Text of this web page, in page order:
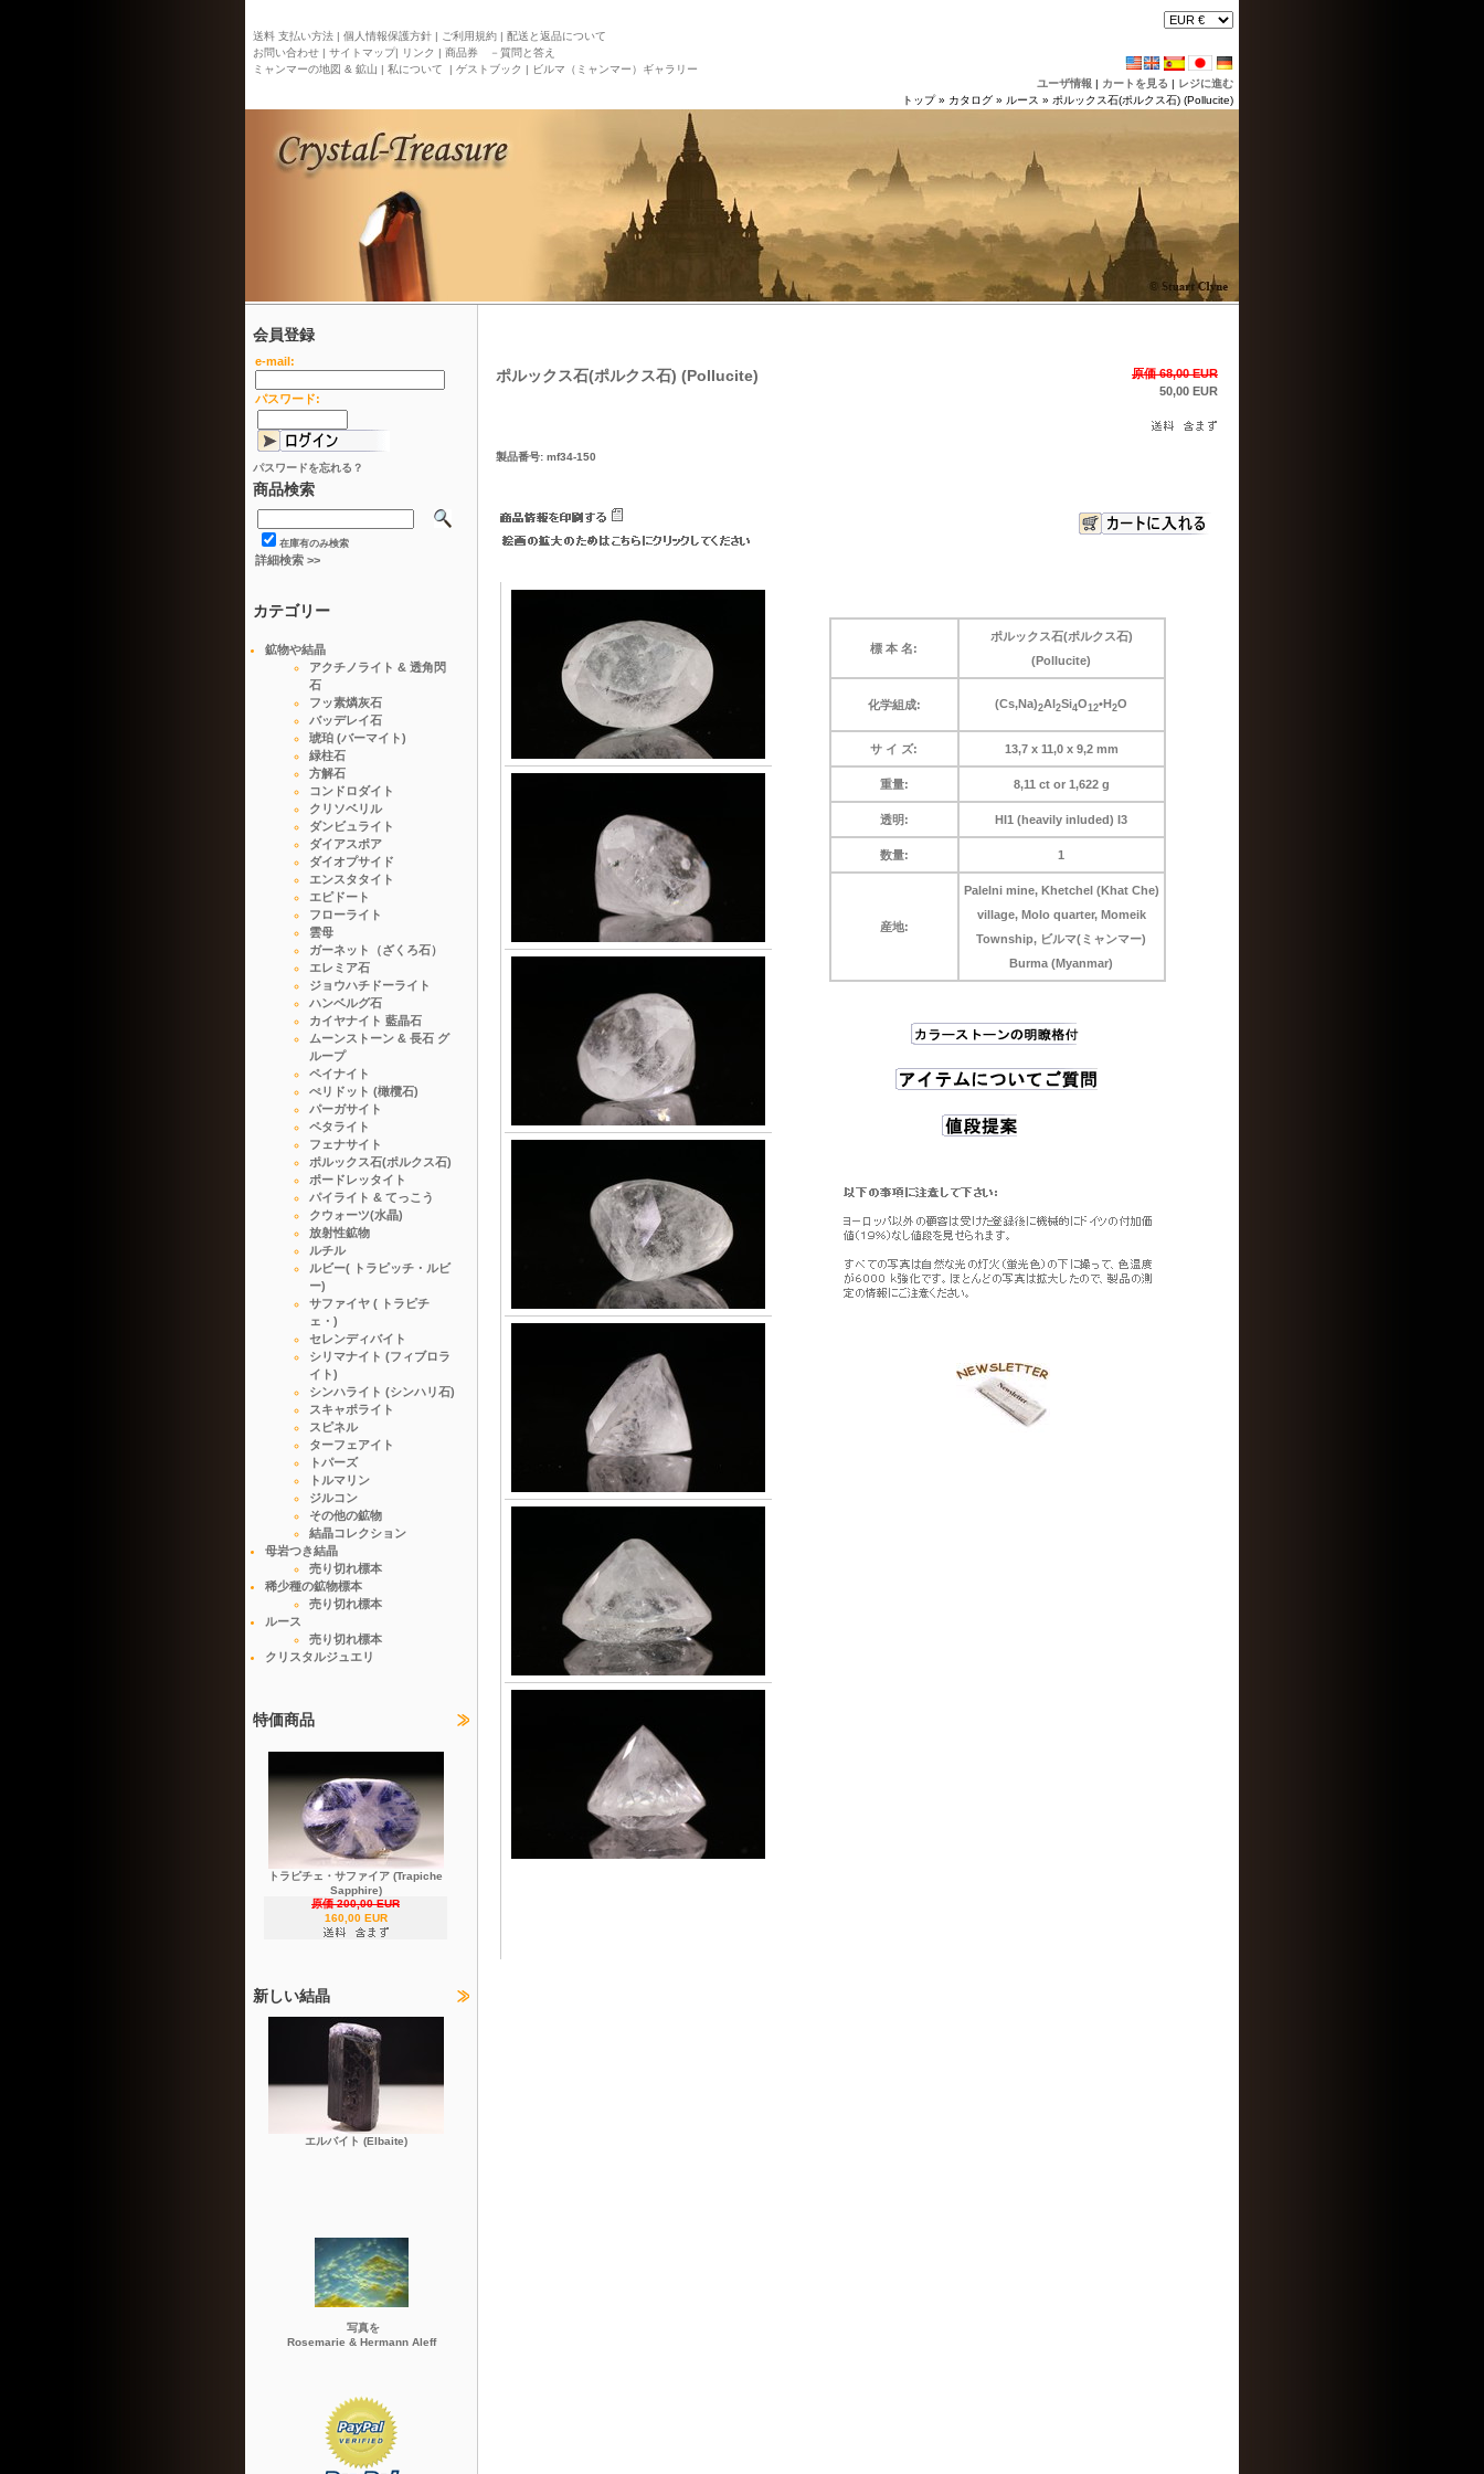
送料 支払い方法 | 個人情報保護方針 | ご利用規約 | 配送と返品について
お問い合わせ | サイトマップ| リンク | 商品券 －質問と答え
ミャンマーの地図 & 鉱山 | 私について | ゲストブック | ビルマ（ミャンマー）ギャラリー
ユーザ情報 | カートを見る | レジに進む
トップ» カタログ » ルース » ポルックス石(ポルクス石) (Pollucite)
会員登録
e-mail:
パスワード:
パスワードを忘れる？
商品検索
在庫有のみ検索
詳細検索 >>
カテゴリー
鉱物や結晶
アクチノライト & 透角閃
石
フッ素燐灰石
バッデレイ石
琥珀 (バーマイト)
緑柱石
方解石
コンドロダイト
クリソベリル
ダンビュライト
ダイアスポア
ダイオプサイド
エンスタタイト
エピドート
フローライト
雲母
ガーネット（ざくろ石）
エレミア石
ジョウハチドーライト
ハンベルグ石
カイヤナイト 藍晶石
ムーンストーン & 長石 グ
ループ
ペイナイト
ぺリドット (橄欖石)
パーガサイト
ペタライト
フェナサイト
ポルックス石(ポルクス石)
ポードレッタイト
パイライト & てっこう
クウォーツ(水晶)
放射性鉱物
ルチル
ルビー( トラピッチ・ルビ
ー)
サファイヤ ( トラピチ
ェ・)
セレンディバイト
シリマナイト (フィブロラ
イト)
シンハライト (シンハリ石)
スキャポライト
スピネル
ターフェアイト
トパーズ
トルマリン
ジルコン
その他の鉱物
結晶コレクション
母岩つき結晶
売り切れ標本
稀少種の鉱物標本
売り切れ標本
ルース
売り切れ標本
クリスタルジュエリ
特価商品
トラピチェ・サファイア (Trapiche
Sapphire)
原価 200,00 EUR
160,00 EUR
新しい結晶
エルバイト (Elbaite)
写真を
Rosemarie & Hermann Aleff
ポルックス石(ポルクス石) (Pollucite)
原価 68,00 EUR
50,00 EUR
製品番号: mf34-150
標 本 名:
ポルックス石(ポルクス石)
(Pollucite)
化学組成: (Cs,Na)2Al2Si4O12•H2O
サ イ ズ: 13,7 x 11,0 x 9,2 mm
重量: 8,11 ct or 1,622 g
透明: HI1 (heavily inluded) I3
数量: 1
産地:
Palelni mine, Khetchel (Khat Che)
village, Molo quarter, Momeik
Township, ビルマ(ミャンマー)
Burma (Myanmar)